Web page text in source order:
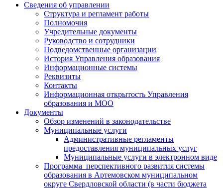
Сведения об управлении
Структура и регламент работы
Полномочия
Учредительные документы
Руководство и сотрудники
Подведомственные организации
История Управления образования
Информационные системы
Реквизиты
Контакты
Информационная открытость Управления
образования и МОО
Документы
Обзор изменений в законодательстве
Муниципальные услуги
Административные регламенты
предоставления муниципальных услуг
Муниципальные услуги в электронном виде
Программа перспективного развития системы
образования в Артемовском муниципальном
округе Свердловской области (в части бюджета